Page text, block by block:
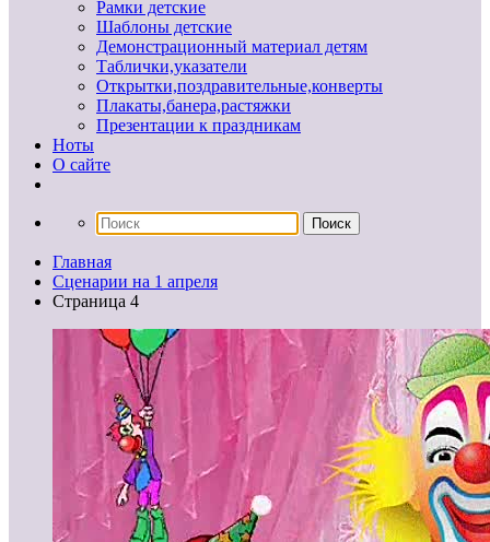
Рамки детские
Шаблоны детские
Демонстрационный материал детям
Таблички,указатели
Открытки,поздравительные,конверты
Плакаты,банера,растяжки
Презентации к праздникам
Ноты
О сайте
Главная
Сценарии на 1 апреля
Страница 4